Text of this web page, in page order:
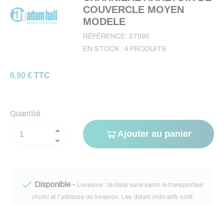
COUVERCLE MOYEN
MODELE
RÉFÉRENCE: 27095
EN STOCK : 4 PRODUITS
6,90 € TTC
Quantité
Ajouter au panier
 Disponible - Livraison : le délai varie selon le transporteur
choisi et l’adresse de livraison. Les délais indicatifs sont